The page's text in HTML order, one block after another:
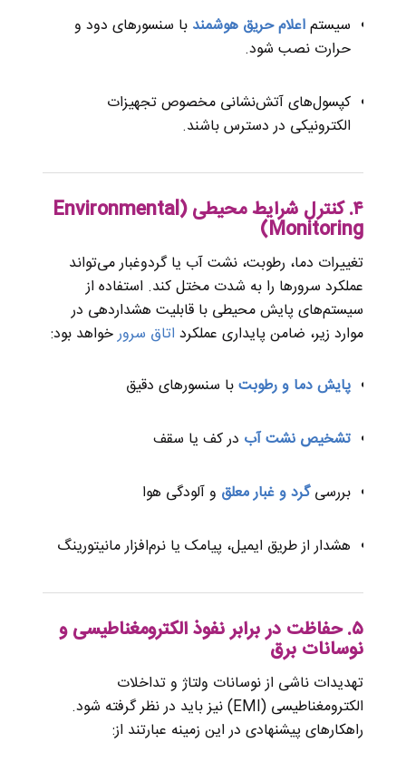
سیستماعلام حریق هوشمند با سنسورهای دود و
حرارت نصب شود.
کپسول‌های آتش‌نشانی مخصوص تجهیزات
الکترونیکی در دسترس باشند.
۴. کنترل شرایط محیطی (Environmental
Monitoring)
تغییرات دما، رطوبت، نشت آب یا گردوغبار می‌تواند
عملکرد سرورها را به شدت مختل کند. استفاده از
سیستم‌های پایش محیطی با قابلیت هشداردهی در
موارد زیر، ضامن پایداری عملکرد اتاق سرورخواهد بود:
پایش دما و رطوبتبا سنسورهای دقیق
تشخیص نشت آب در کف یا سقف
بررسیگرد و غبار معلق و آلودگی هوا
هشدار از طریق ایمیل، پیامک یا نرم‌افزار مانیتورینگ
۵. حفاظت در برابر نفوذ الکترومغناطیسی و
نوسانات برق
تهدیدات ناشی از نوسانات ولتاژ و تداخلات
الکترومغناطیسی (EMI) نیز باید در نظر گرفته شود.
راهکارهای پیشنهادی در این زمینه عبارتند از: